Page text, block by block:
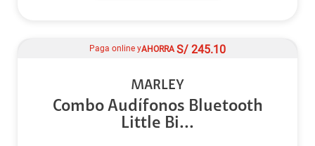
Paga online yAHORRA S/ 245.10
MARLEY
Combo Audífonos Bluetooth
Little Bi...